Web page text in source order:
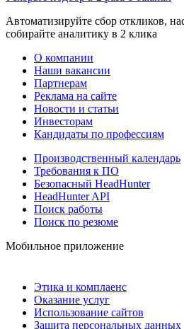
Автоматизируйте сбор откликов,
собирайте аналитику в 2 клика
О компании
Наши вакансии
Партнерам
Реклама на сайте
Новости и статьи
Инвесторам
Кандидаты по профессиям
Производственный календарь
Требования к ПО
Безопасный HeadHunter
HeadHunter API
Поиск работы
Поиск по резюме
Мобильное приложение
Этика и комплаенс
Оказание услуг
Использование сайтов
Защита персональных данных